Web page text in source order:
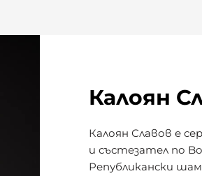
Калоян
Калоян Славов е
и състезател по
Републикански